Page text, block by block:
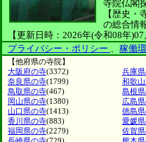
寺院仏閣
【歴史・
の総合情
【更新日時：2026年(令和08年
プライバシー・ポリシー 、 稼働
【他府県の寺院】
大阪府の寺(3372) 兵庫
奈良県の寺(1799) 和歌
鳥取県の寺(467) 島根
岡山県の寺(1380) 広島
山口県の寺(1413) 徳島
香川県の寺(883) 愛媛
福岡県の寺(2279) 佐賀